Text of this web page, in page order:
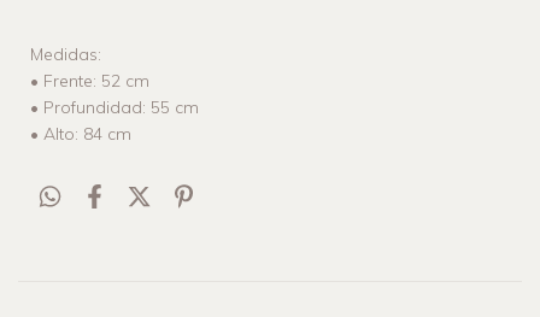
Medidas:
• Frente: 52 cm
• Profundidad: 55 cm
• Alto: 84 cm